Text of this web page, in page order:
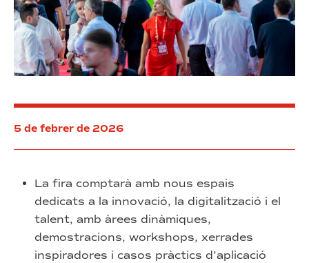
5 de febrer de 2026
La fira comptarà amb nous espais
dedicats a la innovació, la digitalització i el
talent, amb àrees dinàmiques,
demostracions, workshops, xerrades
inspiradores i casos pràctics d’aplicació